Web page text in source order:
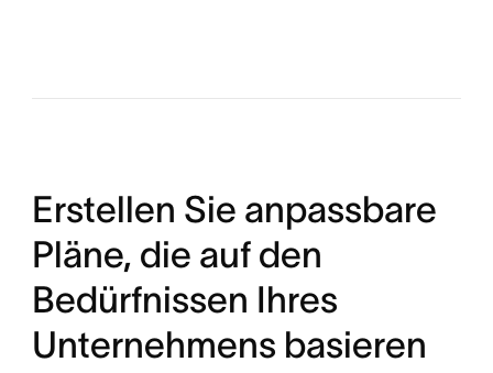
Erstellen Sie anpassbare
Pläne, die auf den
Bedürfnissen Ihres
Unternehmens basieren